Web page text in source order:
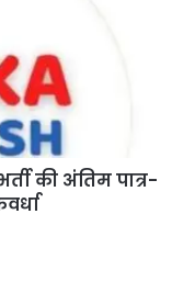
की अंतिम पात्र-